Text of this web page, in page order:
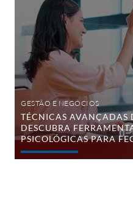
negociação:
descubra
ferramentas
analíticas
psicológicas
para
fechar
acordos
GESTÃO E NEGÓCIOS
TÉCNICAS AVANÇADAS
DESCUBRA
PSICOLÓGICAS PARA